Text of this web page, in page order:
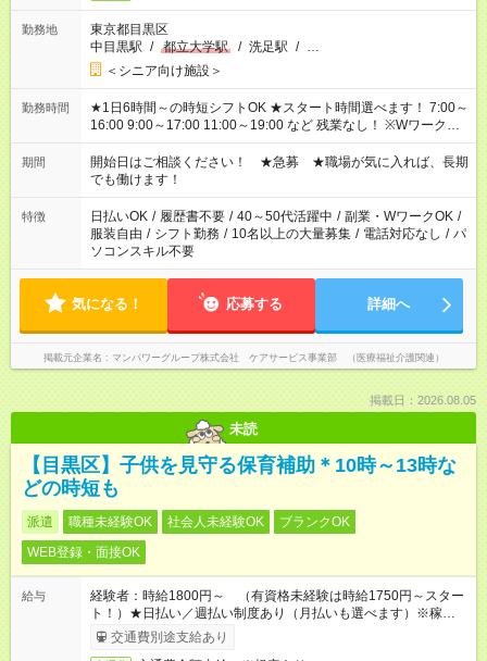
勤務地
東京都目黒区
中目黒駅 / 都立大学駅 / 洗足駅 / …
＜シニア向け施設＞
勤務時間
★1日6時間～の時短シフトOK ★スタート時間選べます！ 7:00～
16:00 9:00～17:00 11:00～19:00 など 残業なし！ ※Wワークの
場合、他のお仕事と合わせ週40時間超の就業はご案内できませ
ん ※法令に基づき、週20時間以上勤務は社会保険への加入対象
となります ※労働者派遣法（日雇い派遣の原則禁止）により、
短時間・短期間の就業はご案内が難しい場合があります
期間
開始日はご相談ください！ ★急募 ★職場が気に入れば、長期
でも働けます！
特徴 日払いOK / 履歴書不要 / 40～50代活躍中 / 副業・WワークOK /
服装自由 / シフト勤務 / 10名以上の大量募集 / 電話対応なし / パ
ソコンスキル不要
気になる！ 応募する 詳細へ
掲載元企業名 マンパワーグループ株式会社 ケアサービス事業部 （医療福祉介護関連）
掲載日：2026.08.05
未読
【目黒区】子供を見守る保育補助＊10時～13時な
どの時短も
派遣 職種未経験OK 社会人未経験OK
ブランクOK
WEB登録・面接OK
給与
経験者：時給1800円～ （有資格未経験は時給1750円～スター
ト！）★日払い／週払い制度あり（月払いも選べます）※稼働開
始時は手続き完了次第のお支払いとなります★フルタイムできる
方は100円アップ！
交通費別途支給あり